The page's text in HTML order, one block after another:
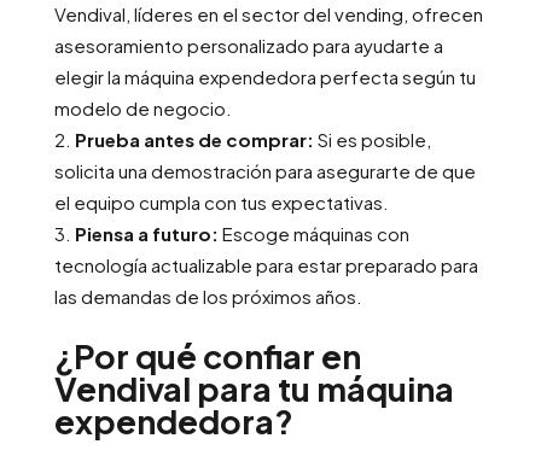
Vendival, líderes en el sector del vending, ofrecen
asesoramiento personalizado para ayudarte a
elegir la máquina expendedora perfecta según tu
modelo de negocio.
Prueba antes de comprar: Si es posible,
solicita una demostración para asegurarte de que
el equipo cumpla con tus expectativas.
Piensa a futuro: Escoge máquinas con
tecnología actualizable para estar preparado para
las demandas de los próximos años.
¿Por qué confiar en
Vendival para tu máquina
expendedora?